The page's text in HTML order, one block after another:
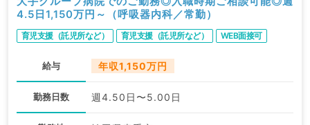
4.5日1,150万円～（呼吸器内科／常勤）
育児支援（託児所など） 育児支援（託児所など） WEB面接可
給与 年収1,150万円
勤務日数 週4.50日〜5.00日